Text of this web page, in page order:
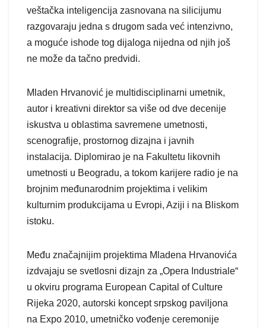
veštačka inteligencija zasnovana na silicijumu
razgovaraju jedna s drugom sada već intenzivno,
a moguće ishode tog dijaloga nijedna od njih još
ne može da tačno predvidi.
Mladen Hrvanović je multidisciplinarni umetnik,
autor i kreativni direktor sa više od dve decenije
iskustva u oblastima savremene umetnosti,
scenografije, prostornog dizajna i javnih
instalacija. Diplomirao je na Fakultetu likovnih
umetnosti u Beogradu, a tokom karijere radio je na
brojnim međunarodnim projektima i velikim
kulturnim produkcijama u Evropi, Aziji i na Bliskom
istoku.
Među značajnijim projektima Mladena Hrvanovića
izdvajaju se svetlosni dizajn za „Opera Industriale“
u okviru programa European Capital of Culture
Rijeka 2020, autorski koncept srpskog paviljona
na Expo 2010, umetničko vođenje ceremonije